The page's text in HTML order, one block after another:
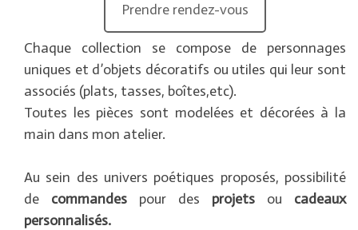
Prendre rendez-vous
Chaque collection se compose de personnages
uniques et d’objets décoratifs ou utiles qui leur sont
associés (plats, tasses, boîtes,etc).
Toutes les pièces sont modelées et décorées à la
main dans mon atelier.
Au sein des univers poétiques proposés, possibilité
de commandes pour des projets ou cadeaux
personnalisés.